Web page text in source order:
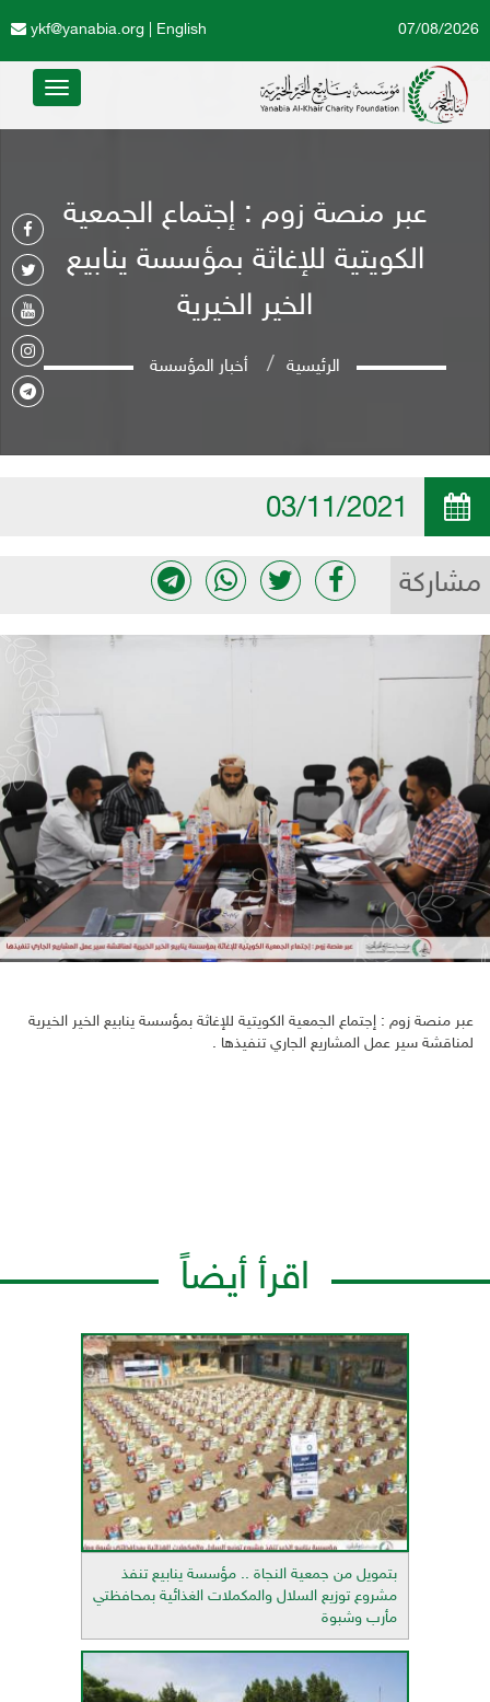
English
ykf@yanabia.org 07/08/2026
Toggle
عبر منصة زوم : إجتماع الجمعية
الكويتية للإغاثة بمؤسسة ينابيع
الخير الخيرية
الرئيسية أخبار المؤسسة
مشاركة
عبر منصة زوم : إجتماع الجمعية الكويتية للإغاثة بمؤسسة ينابيع الخير الخيرية
لمناقشة سير عمل المشاريع الجاري تنفيذها .
اقرأ أيضاً
بتمويل من جمعية النجاة .. مؤسسة ينابيع تنفذ
مشروع توزيع السلال والمكملات الغذائية بمحافظتي
مأرب وشبوة